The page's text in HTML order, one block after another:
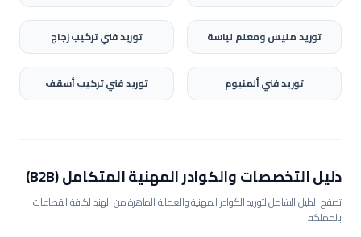
توريدمليس ومعلم لياسة توريدفني تركيب زجاج
توريدفني ألمنيوم توريدفني تركيب أسقف
دليل التخصصات والكوادر المهنية المتكامل (B2B)
تصفح الدليل الشامل لتوريد الكوادر المهنية والعمالة الماهرة من الهند لكافة القطاعات
بالمملكة.